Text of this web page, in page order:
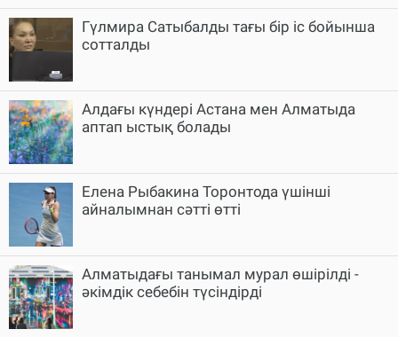
Гүлмира Сатыбалды тағы бір іс бойынша
сотталды
Алдағы күндері Астана мен Алматыда
аптап ыстық болады
Елена Рыбакина Торонтода үшінші
айналымнан сәтті өтті
Алматыдағы танымал мурал өшірілді -
әкімдік себебін түсіндірді